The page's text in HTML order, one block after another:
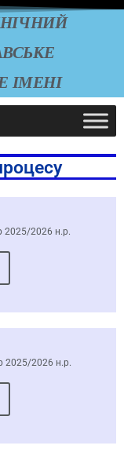
ІМЕНІ
2025/2026 н.р.
2025/2026 н.р.